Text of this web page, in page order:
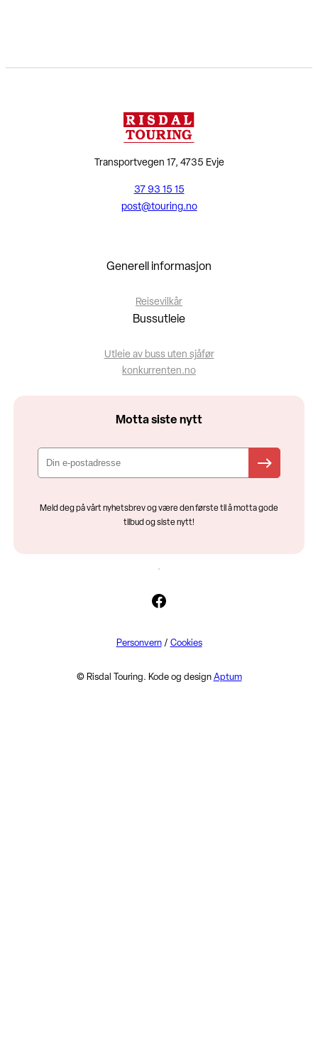
Transportvegen 17, 4735 Evje
37 93 15 15
post@touring.no
Generell informasjon
Reisevilkår
Bussutleie
Utleie av buss uten sjåfør
konkurrenten.no
Motta siste nytt
Meld deg på vårt nyhetsbrev og være den første til å motta gode
tilbud og siste nytt!
Facebook
Personvern/ Cookies
© Risdal Touring. Kode og design Aptum